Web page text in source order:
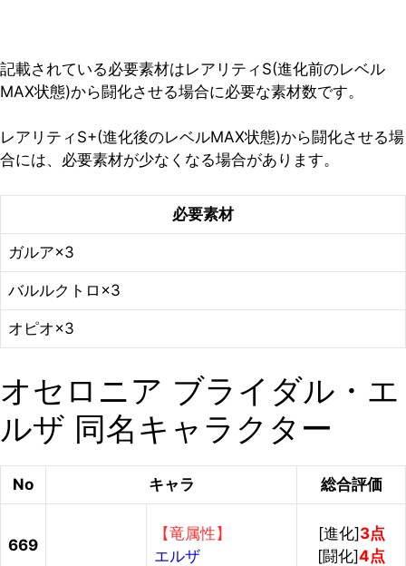
記載されている必要素材はレアリティS(進化前のレベル
MAX状態)から闘化させる場合に必要な素材数です。
レアリティS+(進化後のレベルMAX状態)から闘化させる場
合には、必要素材が少なくなる場合があります。
必要素材
ガルア×3
バルルクトロ×3
オピオ×3
オセロニア ブライダル・エ
ルザ 同名キャラクター
No キャラ 総合評価
669
【竜属性】
エルザ
[進化] 3点
[闘化]4点